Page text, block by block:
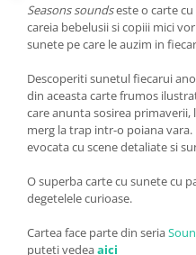
Seasons soundseste o carte
careia bebelusii si copiii mici
sunete pe care le auzim in
Descoperiti sunetul fiecarui
din aceasta carte frumos
care anunta sosirea primaverii,
merg la trap intr-o poiana
evocata cu scene detaliate si
O superba carte cu sunete cu
degetelele curioase.
Cartea face parte din seria
puteti vedeaaici